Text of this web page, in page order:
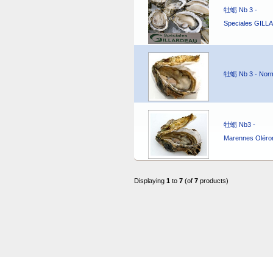
牡蛎 Nb 3 -
Speciales
牡蛎 Nb 3 -
牡蛎 Nb3 -
Marennes
Displaying 1 to 7 (of 7 products)